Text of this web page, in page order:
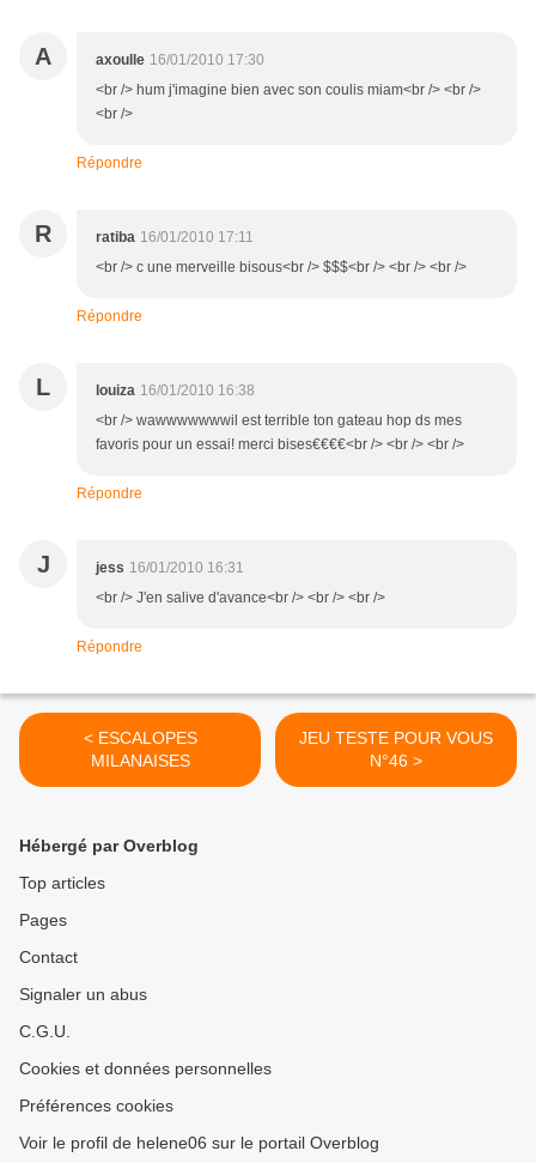
A axoulle 16/01/2010 17:30
<br /> hum j'imagine bien avec son coulis miam<br /> <br />
<br />
Répondre
R ratiba 16/01/2010 17:11
<br /> c une merveille bisous<br /> $$$<br /> <br /> <br />
Répondre
L louiza 16/01/2010 16:38
<br /> wawwwwwwwil est terrible ton gateau hop ds mes
favoris pour un essai! merci bises€€€€<br /> <br /> <br />
Répondre
J jess 16/01/2010 16:31
<br /> J'en salive d'avance<br /> <br /> <br />
Répondre
< ESCALOPES
MILANAISES
JEU TESTE POUR VOUS
N°46 >
Hébergé par Overblog
Top articles
Pages
Contact
Signaler un abus
C.G.U.
Cookies et données personnelles
Préférences cookies
Voir le profil de helene06 sur le portail Overblog